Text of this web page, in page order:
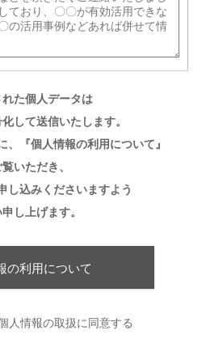
た個人データは
して送信いたします。
、
『個人情報の利用について』
いただき、
し込みくださいますよう
し上げます。
の利用について
人情報の取扱に同意する